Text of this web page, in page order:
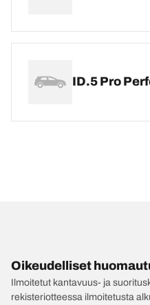
ID.5 Pro
Oikeudelliset
Ilmoitetut kantavuus- ja
rekisteriotteessa ilmoitetusta